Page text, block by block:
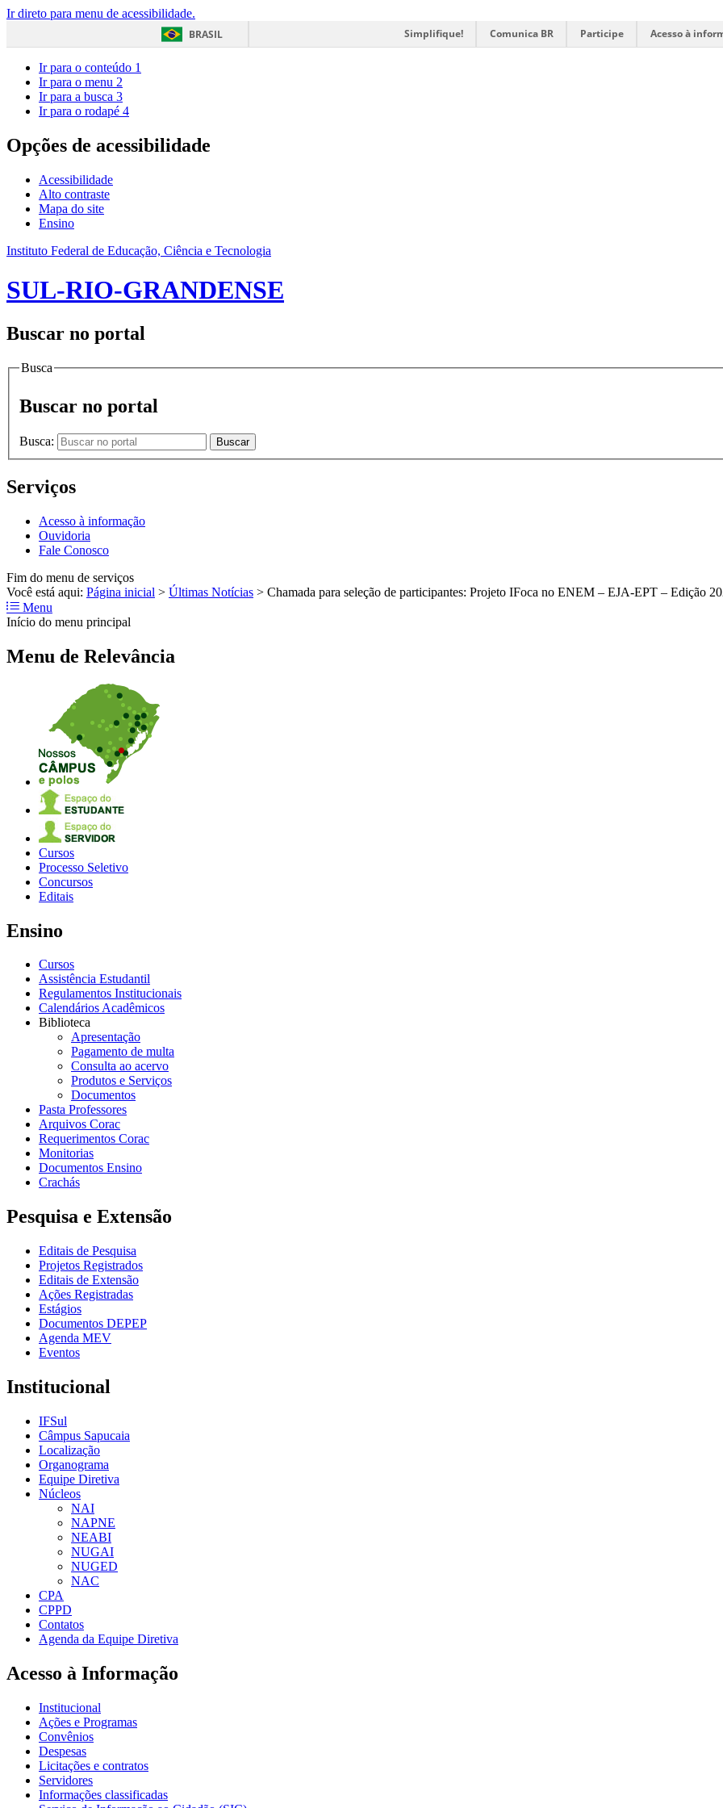
Ir direto para menu de acessibilidade.
BRASIL
Simplifique! Comunica BR Participe Acesso à
Ir para o conteúdo 1
Ir para o menu 2
Ir para a busca 3
Ir para o rodapé 4
Opções de acessibilidade
Acessibilidade
Alto contraste
Mapa do site
Ensino
Instituto Federal de Educação, Ciência e Tecnologia
SUL-RIO-GRANDENSE
Buscar no portal
Busca
Buscar no portal
Busca: Buscar
Serviços
Acesso à informação
Ouvidoria
Fale Conosco
Fim do menu de serviços
Você está aqui: Página inicial > Últimas Notícias > Chamada para seleção de participantes: Projeto IFoca no ENEM – EJA-EPT – Edição
Menu
Início do menu principal
Menu de Relevância
Cursos
Processo Seletivo
Concursos
Editais
Ensino
Cursos
Assistência Estudantil
Regulamentos Institucionais
Calendários Acadêmicos
Biblioteca
Apresentação
Pagamento de multa
Consulta ao acervo
Produtos e Serviços
Documentos
Pasta Professores
Arquivos Corac
Requerimentos Corac
Monitorias
Documentos Ensino
Crachás
Pesquisa e Extensão
Editais de Pesquisa
Projetos Registrados
Editais de Extensão
Ações Registradas
Estágios
Documentos DEPEP
Agenda MEV
Eventos
Institucional
IFSul
Câmpus Sapucaia
Localização
Organograma
Equipe Diretiva
Núcleos
NAI
NAPNE
NEABI
NUGAI
NUGED
NAC
CPA
CPPD
Contatos
Agenda da Equipe Diretiva
Acesso à Informação
Institucional
Ações e Programas
Convênios
Despesas
Licitações e contratos
Servidores
Informações classificadas